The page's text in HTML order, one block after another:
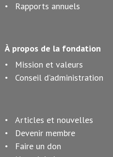
Rapports annuels
À propos de la fondation
Mission et valeurs
Conseil d’administration
Articles et nouvelles
Devenir membre
Faire un don